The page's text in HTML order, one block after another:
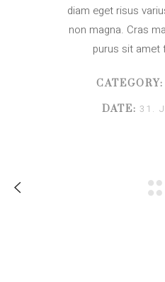
diam eget risus
non magna. Cras
purus sit amet
CATEGORY:
DATE: 31.